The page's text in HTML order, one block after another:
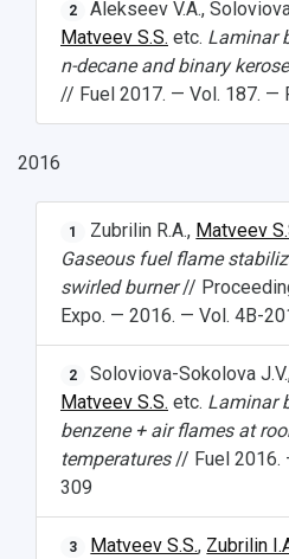
2
Alekseev V.A.,
Matveev S.S. etc. Laminar
n-decane and binary
// Fuel 2017. — Vol. 187. —
2016
1 Zubrilin R.A., Matveev
Gaseous fuel flame
swirled burner//
Expo. — 2016. — Vol. 4B-
2
Soloviova-Sokolova
Matveev S.S. etc. Laminar
benzene + air flames at
temperatures// Fuel 2016.
309
3 Matveev S.S., Zubrilin